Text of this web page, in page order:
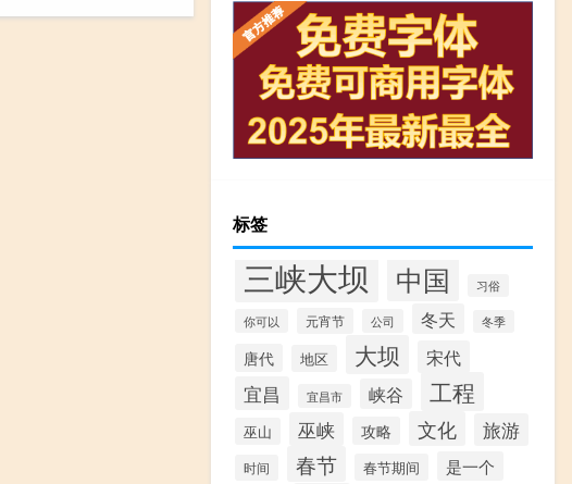
标签
三峡大坝 中国 习俗
你可以 元宵节 公司 冬天 冬季
唐代 地区 大坝 宋代
宜昌 宜昌市 峡谷 工程
巫山 巫峡 攻略 文化 旅游
时间 春节 春节期间
是一个